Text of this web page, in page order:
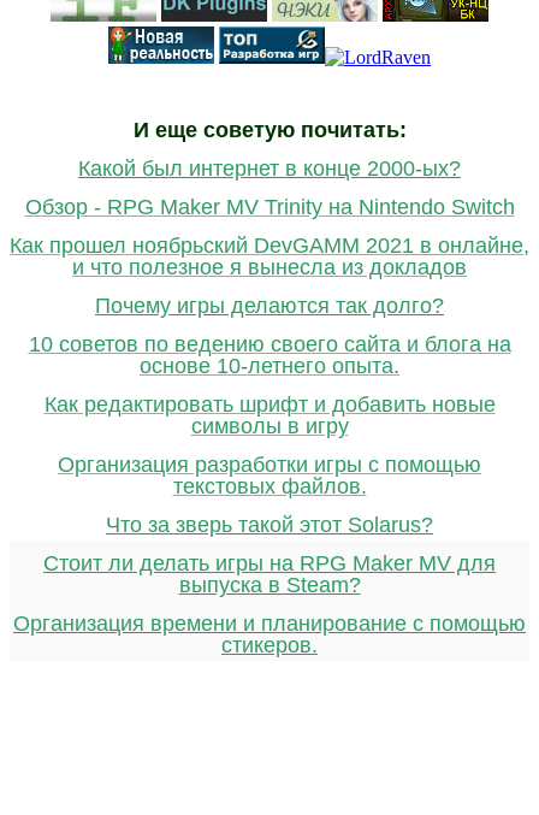
И еще советую почитать:
Какой был интернет в конце 2000-ых?
Обзор - RPG Maker MV Trinity на Nintendo Switch
Как прошел ноябрьский DevGAMM 2021 в онлайне,
и что полезное я вынесла из докладов
Почему игры делаются так долго?
10 советов по ведению своего сайта и блога на
основе 10-летнего опыта.
Как редактировать шрифт и добавить новые
символы в игру
Организация разработки игры с помощью
текстовых файлов.
Что за зверь такой этот Solarus?
Стоит ли делать игры на RPG Maker MV для
выпуска в Steam?
Организация времени и планирование с помощью
стикеров.